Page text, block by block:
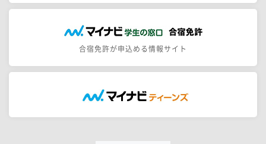
合宿免許が申込める情報サイト